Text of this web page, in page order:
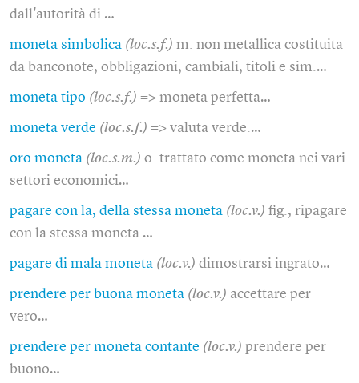
dall'autorità di …
moneta simbolica (loc.s.f.) m. non metallica costituita
da banconote, obbligazioni, cambiali, titoli e sim.…
moneta tipo (loc.s.f.) => moneta perfetta…
moneta verde (loc.s.f.) => valuta verde.…
oro moneta (loc.s.m.) o. trattato come moneta nei vari
settori economici…
pagare con la, della stessa moneta (loc.v.) fig., ripagare
con la stessa moneta …
pagare di mala moneta (loc.v.) dimostrarsi ingrato…
prendere per buona moneta (loc.v.) accettare per
vero…
prendere per moneta contante (loc.v.) prendere per
buono…